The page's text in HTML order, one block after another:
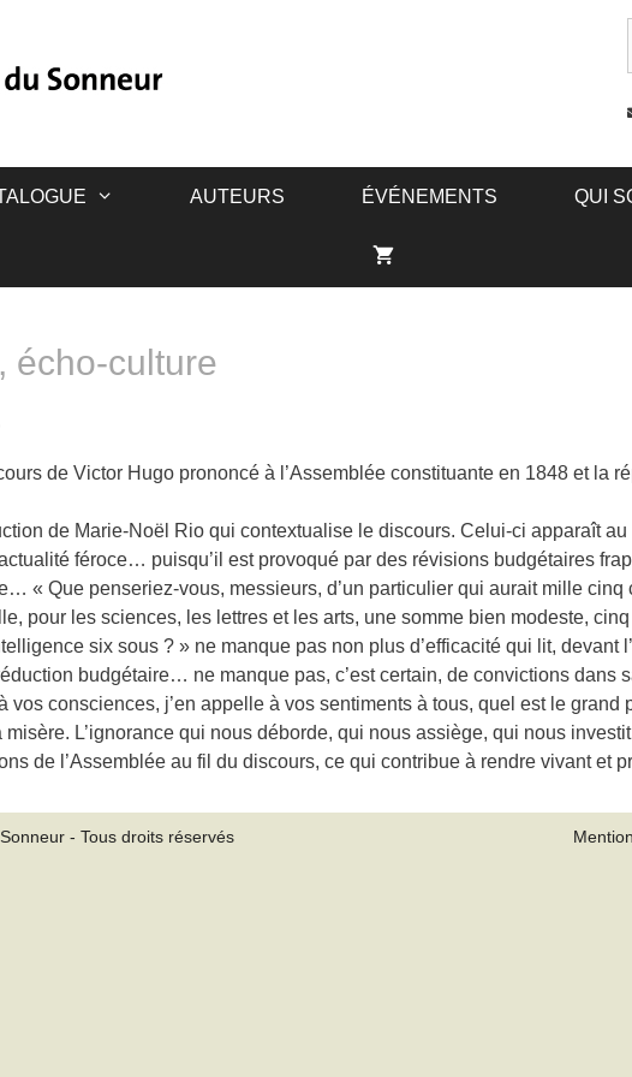
AUTEURS ÉVÉNEMENTS QUI
écho-culture
de Victor Hugo prononcé à l’Assemblée constituante en 1848 et la
de Marie-Noël Rio qui contextualise le discours. Celui-ci apparaît
féroce… puisqu’il est provoqué par des révisions budgétaires
« Que penseriez-vous, messieurs, d’un particulier qui aurait mille
pour les sciences, les lettres et les arts, une somme bien modeste,
six sous ? » ne manque pas non plus d’efficacité qui lit, devant
budgétaire… ne manque pas, c’est certain, de convictions dans
vos consciences, j’en appelle à vos sentiments à tous, quel est le grand
misère. L’ignorance qui nous déborde, qui nous assiège, qui nous
de l’Assemblée au fil du discours, ce qui contribue à rendre vivant et
- Tous droits réservés